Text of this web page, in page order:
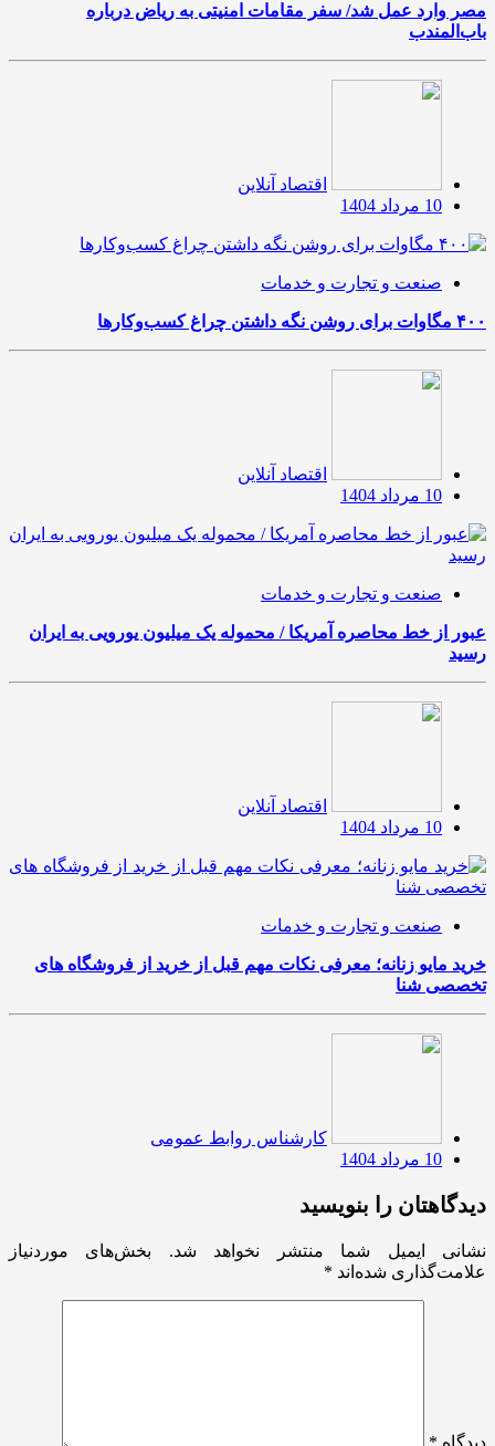
مصر وارد عمل شد/ سفر مقامات امنیتی به ریاض درباره
باب‌المندب
اقتصاد آنلاین
10 مرداد 1404
صنعت و تجارت و خدمات
۴۰۰ مگاوات برای روشن نگه داشتن چراغ کسب‌وکار‌ها
اقتصاد آنلاین
10 مرداد 1404
صنعت و تجارت و خدمات
عبور از خط محاصره آمریکا / محموله یک میلیون یورویی به ایران
رسید
اقتصاد آنلاین
10 مرداد 1404
صنعت و تجارت و خدمات
خرید مایو زنانه؛ معرفی نکات مهم قبل از خرید از فروشگاه های
تخصصی شنا
کارشناس روابط عمومی
10 مرداد 1404
دیدگاهتان را بنویسید
نشانی ایمیل شما منتشر نخواهد شد.
بخش‌های موردنیاز
علامت‌گذاری شده‌اند *